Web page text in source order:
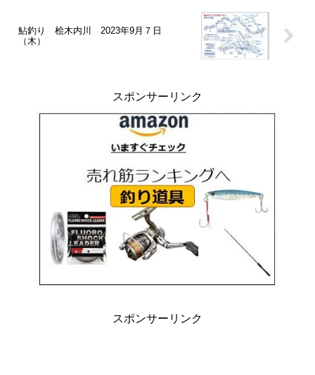
鮎釣り 桧木内川 2023年9月７日
（木）
スポンサーリンク
スポンサーリンク